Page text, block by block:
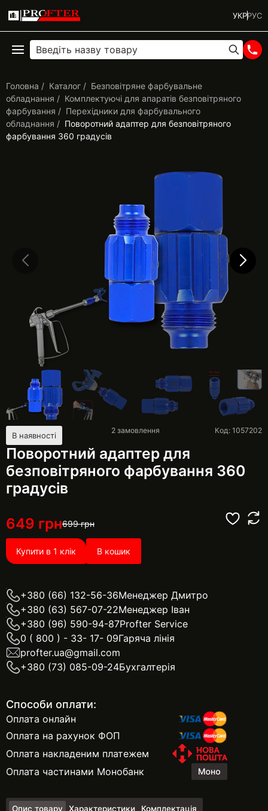
УКРРУС
Головна Каталог
Безповітряне фарбувальне
обладнання
Комплектуючі для апаратів безповітряного
фарбування
Перехідники для фарбувального
обладнання
Поворотний адаптер для безповітряного
фарбування 360 градусів
В наявності
Поворотний адаптер для
безповітряного фарбування 360
градусів
Код: 1057202
2 замовлення
649 грн699грн
Купити в 1 клік В кошик
+380 (66) 132-56-36Менеджер Дмитро
+380 (63) 567-07-22Менеджер Іван
+380 (96) 590-94-87Profter Service
0 ( 800 ) - 33- 17- 09Гаряча лінія
profter.ua@gmail.com
+380 (73) 085-09-24Бухгалтерія
Способи оплати:
Оплата онлайн
Оплата на рахунок ФОП
Оплата накладеним платежем
Оплата частинами Монобанк
Опис товару Характеристики Комплектація